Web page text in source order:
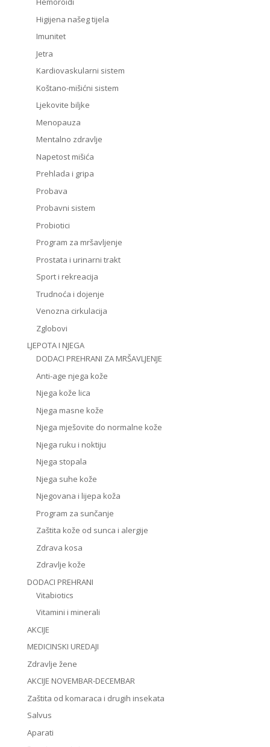
Higijena našeg tijela
Imunitet
Jetra
Kardiovaskularni sistem
Koštano-mišićni sistem
Ljekovite biljke
Menopauza
Mentalno zdravlje
Napetost mišića
Prehlada i gripa
Probava
Probavni sistem
Probiotici
Program za mršavljenje
Prostata i urinarni trakt
Sport i rekreacija
Trudnoća i dojenje
Venozna cirkulacija
Zglobovi
LJEPOTA I NJEGA
DODACI PREHRANI ZA MRŠAVLJENJE
Anti-age njega kože
Njega kože lica
Njega masne kože
Njega mješovite do normalne kože
Njega ruku i noktiju
Njega stopala
Njega suhe kože
Njegovana i lijepa koža
Program za sunčanje
Zaštita kože od sunca i alergije
Zdrava kosa
Zdravlje kože
DODACI PREHRANI
Vitabiotics
Vitamini i minerali
AKCIJE
MEDICINSKI UREDAJI
Zdravlje žene
AKCIJE NOVEMBAR-DECEMBAR
Zaštita od komaraca i drugih insekata
Salvus
Aparati